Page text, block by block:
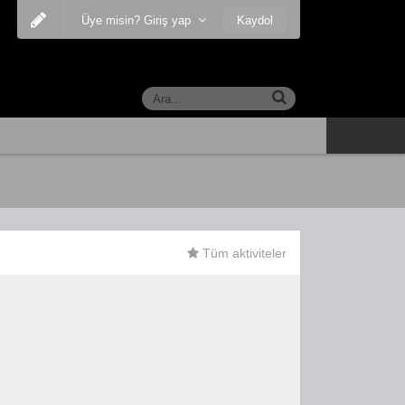
Üye misin? Giriş yap Kaydol
Tüm aktiviteler